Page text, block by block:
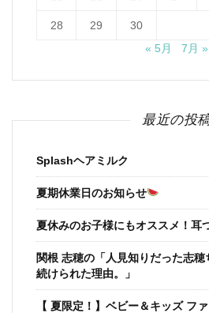
28 29
30
« 5月
7月 »
最近の投
Splashヘアミルク
夏期休業日のお知らせ
夏休みのお子様にもオススメ！耳
関根 志穂の「人見知りだった志穂
続けられた理由。」
【 夏限定！】ベビー＆キッズ フ